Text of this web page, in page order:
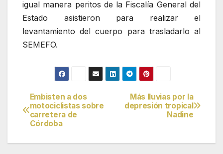
igual manera peritos de la Fiscalía General del
Estado asistieron para realizar el
levantamiento del cuerpo para trasladarlo al
SEMEFO.
Navegación
de
entradas
Más lluvias por la
depresión tropical
Nadine
Embisten a dos
motociclistas sobre
carretera de
Córdoba